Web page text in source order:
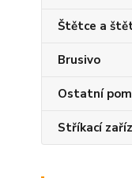
Štětce a
Brusivo
Ostatní
Stříkací